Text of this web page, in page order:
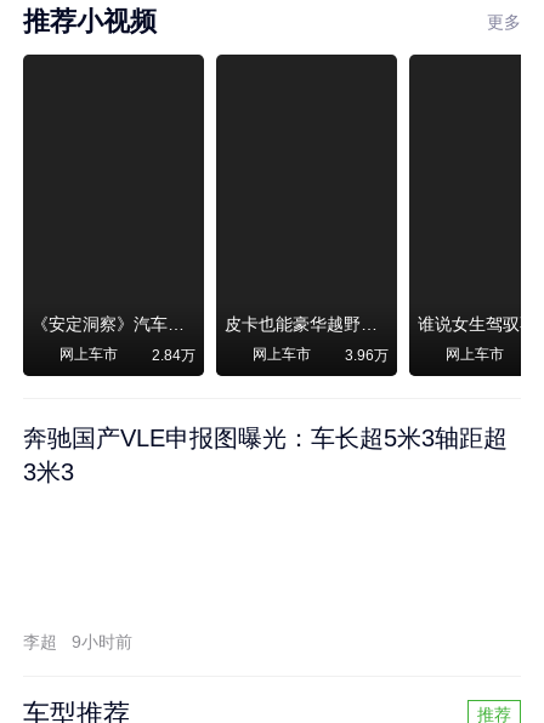
推荐小视频 更多
《安定洞察》汽车烧不烧油，和石油安全无关！
网上车市 2.84万
皮卡也能豪华越野！纵横F700上市，限时卖29.99万起
网上车市 3.96万 网上车市
奔驰国产VLE申报图曝光：车长超5米3轴距超
3米3
李超 9小时前
车型推荐 推荐